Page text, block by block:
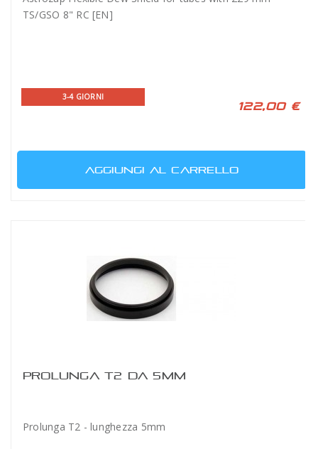
TS/GSO 8" RC [EN]
3-4 GIORNI
122,00 €
AGGIUNGI AL CARRELLO
PROLUNGA T2 DA 5MM
Prolunga T2 - lunghezza 5mm